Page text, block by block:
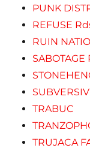
PUNK
REFUSE
RUIN
SABOTAGE
TRABUC
TRUJACA